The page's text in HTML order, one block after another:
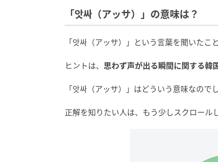
「앗싸（アッサ）」の意味は？
「앗싸（アッサ）」という言葉を聞いたこ
ヒントは、 思わず声が出る瞬間に関する韓
「앗싸（アッサ）」はどういう意味なので
正解を知りたい人は、もう少しスクロール